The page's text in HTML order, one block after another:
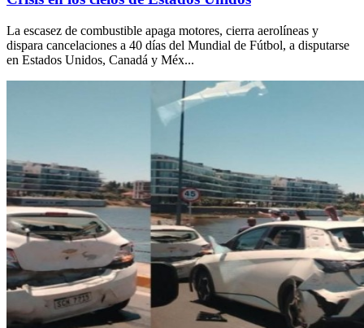
La escasez de combustible apaga motores, cierra aerolíneas y
dispara cancelaciones a 40 días del Mundial de Fútbol, a disputarse
en Estados Unidos, Canadá y Méx...